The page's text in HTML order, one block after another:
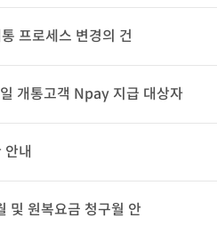
프로세스 변경의 건
개통고객 Npay 지급 대상자
내
및 원복요금 청구월 안